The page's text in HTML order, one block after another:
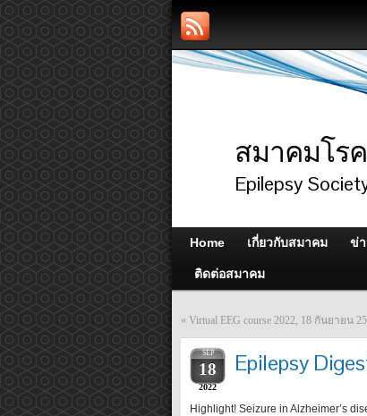
สมาคมโร
Epilepsy
Home เกี่ยวกับสมาคม ข่
ติดต่อสมาคม
« Virtual EEG course 2022, 18 กันยายน
SEP
18
2022
Epilepsy
Highlight! Seizure in Alzheimer’s